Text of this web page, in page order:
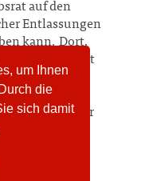
um Ihnen
die
sich damit
auf den
Entlassungen
kann. Dort,
ist, gilt
zuletzt
das Wort der
zu füllen.